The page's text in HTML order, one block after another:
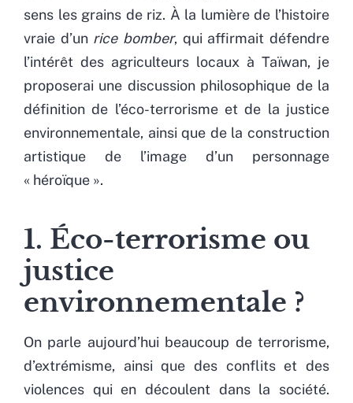
sens les grains de riz. À la lumière de l’histoire
vraie d’un rice bomber, qui affirmait défendre
l’intérêt des agriculteurs locaux à Taïwan, je
proposerai une discussion philosophique de la
définition de l’éco-terrorisme et de la justice
environnementale, ainsi que de la construction
artistique de l’image d’un personnage
« héroïque ».
1. Éco-terrorisme ou
justice
environnementale ?
On parle aujourd’hui beaucoup de terrorisme,
d’extrémisme, ainsi que des conflits et des
violences qui en découlent dans la société.